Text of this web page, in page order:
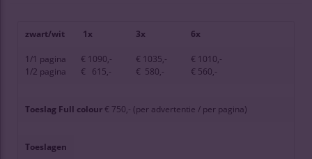
zwart/wit 1x 3x 6x
1/1 pagina
1/2 pagina
€ 1090,-
€ 615,-
€ 1035,-
€ 580,-
€ 1010,-
€ 560,-
Toeslag Full colour € 750,- (per advertentie / per pagina)
Toeslagen